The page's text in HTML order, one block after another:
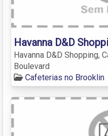
Havanna D&D
Havanna D&D Shopping,
Boulevard
Cafeterias no Brooklin